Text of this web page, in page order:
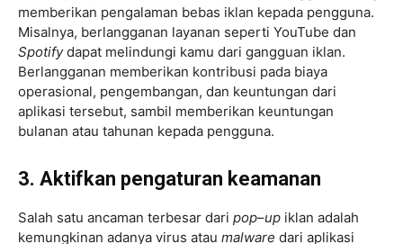
memberikan pengalaman bebas iklan kepada pengguna.
Misalnya, berlangganan layanan seperti YouTube dan
Spotifydapat melindungi kamu dari gangguan iklan.
Berlangganan memberikan kontribusi pada biaya
operasional, pengembangan, dan keuntungan dari
aplikasi tersebut, sambil memberikan keuntungan
bulanan atau tahunan kepada pengguna.
3. Aktifkan pengaturan keamanan
Salah satu ancaman terbesar dari pop–up iklan adalah
kemungkinan adanya virus atau malware dari aplikasi